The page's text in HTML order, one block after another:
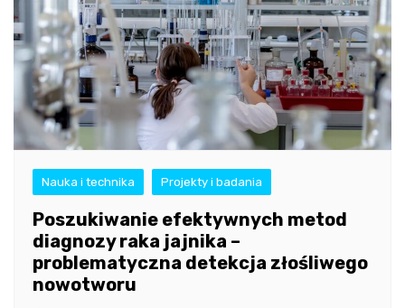
Nauka i technika Projekty i badania
Poszukiwanie efektywnych metod
diagnozy raka jajnika –
problematyczna detekcja złośliwego
nowotworu